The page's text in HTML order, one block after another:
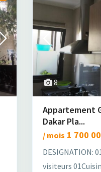
8
Appartement
Dakar Pla...
/ mois 1 700
DESIGNATION:
visiteurs